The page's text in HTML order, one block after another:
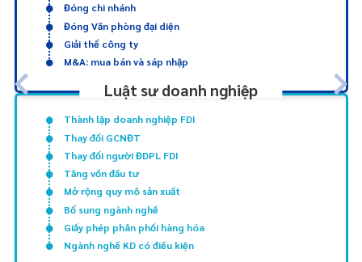
Đóng chi nhánh
Đóng Văn phòng đại diện
Giải thể công ty
M&A: mua bán và sáp nhập
Luật sư doanh nghiệp
Thành lập doanh nghiệp FDI
Thay đổi GCNĐT
Thay đổi người ĐDPL FDI
Tăng vốn đầu tư
Mở rộng quy mô sản xuất
Bổ sung ngành nghề
Giấy phép phân phối hàng hóa
Ngành nghề KD có điều kiện